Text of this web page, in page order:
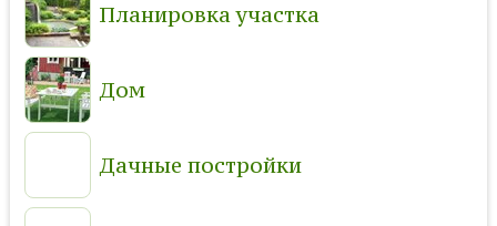
Планировка участка
Дом
Дачные постройки